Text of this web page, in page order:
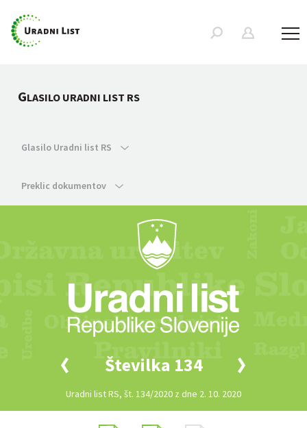
GLASILO URADNI LIST RS
Glasilo Uradni list RS
Preklic dokumentov
Številka 134
Uradni list RS, št. 134/2020 z dne 2. 10. 2020